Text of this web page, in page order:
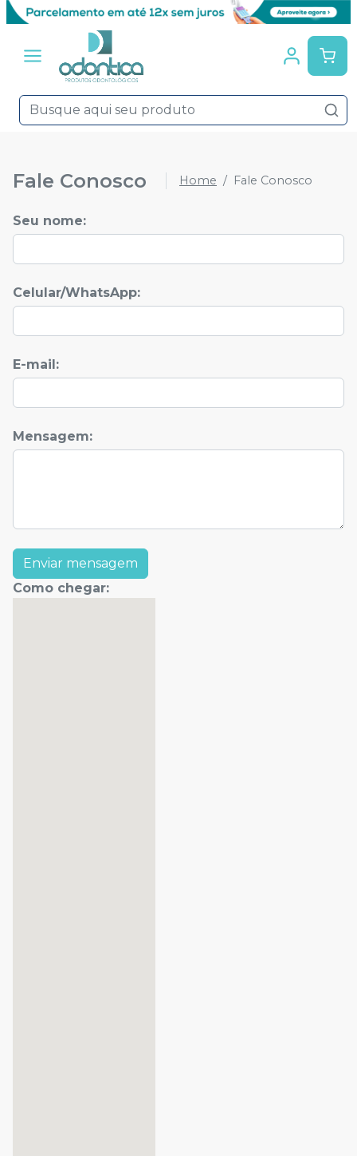
Fale Conosco Home Fale Conosco
Seu nome:
Celular/WhatsApp:
E-mail:
Mensagem:
Enviar mensagem
Como chegar: